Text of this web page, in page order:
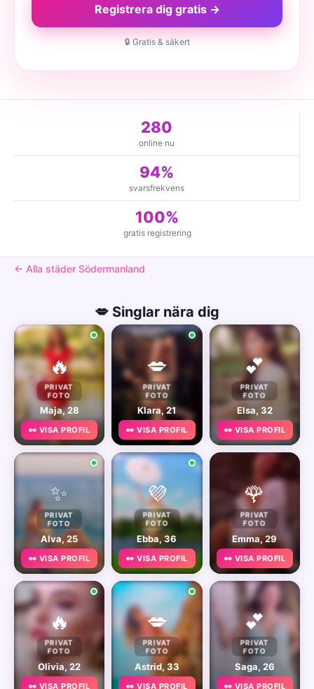
Registrera dig gratis →
🔒 Gratis & säkert
280
online nu
94%
svarsfrekvens
100%
gratis registrering
← Alla städer Södermanland
💋 Singlar nära dig
🔥
PRIVAT
FOTO
Maja, 28
👀 VISA PROFIL
💋
PRIVAT
FOTO
Klara, 21
👀 VISA PROFIL
💕
PRIVAT
FOTO
Elsa, 32
👀 VISA PROFIL
✨
PRIVAT
FOTO
Alva, 25
👀 VISA PROFIL
💜
PRIVAT
FOTO
Ebba, 36
👀 VISA PROFIL
🌹
PRIVAT
FOTO
Emma, 29
👀 VISA PROFIL
🔥
PRIVAT
FOTO
Olivia, 22
👀 VISA PROFIL
💋
PRIVAT
FOTO
Astrid, 33
👀 VISA PROFIL
💕
PRIVAT
FOTO
Saga, 26
👀 VISA PROFIL